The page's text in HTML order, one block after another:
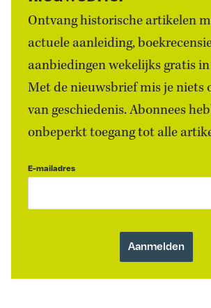
Ontvang historische artikelen
actuele aanleiding,
aanbiedingen wekelijks gratis
Met de nieuwsbrief mis je niets
van geschiedenis. Abonnees
onbeperkt toegang tot alle
E-mailadres